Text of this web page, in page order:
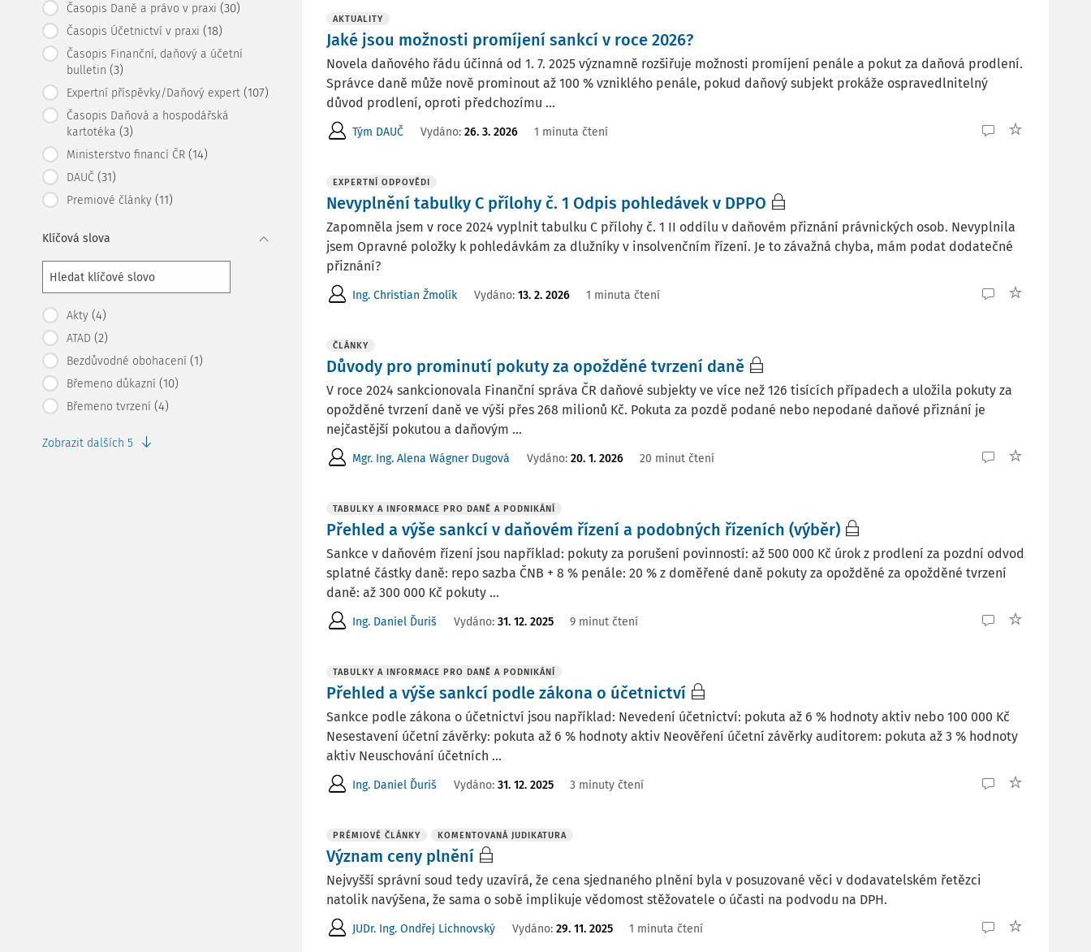
Časopis Daně a právo v praxi (30)
Časopis Účetnictví v praxi (18)
Časopis Finanční, daňový a účetní
bulletin (3)
Expertní příspěvky/Daňový expert (107)
Časopis Daňová a hospodářská
kartotéka (3)
Ministerstvo financí ČR (14)
DAUČ (31)
Premiové články (11)
Klíčová slova
Akty (4)
ATAD (2)
Bezdůvodné obohacení (1)
Břemeno důkazní (10)
Břemeno tvrzení (4)
Zobrazit dalších 5
AKTUALITY
Jaké jsou možnosti promíjení sankcí v roce 2026?
Novela daňového řádu účinná od 1. 7. 2025 významně rozšiřuje možnosti promíjení penále a pokut za daňová prodlení.
Správce daně může nově prominout až 100 % vzniklého penále, pokud daňový subjekt prokáže ospravedlnitelný
důvod prodlení, oproti předchozímu ...
Tým DAUČ Vydáno: 26. 3. 2026 1 minuta čtení
EXPERTNÍ ODPOVĚDI
Nevyplnění tabulky C přílohy č. 1 Odpis pohledávek v DPPO
Zapomněla jsem v roce 2024 vyplnit tabulku C přílohy č. 1 II oddílu v daňovém přiznání právnických osob. Nevyplnila
jsem Opravné položky k pohledávkám za dlužníky v insolvenčním řízení. Je to závažná chyba, mám podat dodatečné
přiznání?
Ing. Christian Žmolík Vydáno: 13. 2. 2026 1 minuta čtení
ČLÁNKY
Důvody pro prominutí pokuty za opožděné tvrzení daně
V roce 2024 sankcionovala Finanční správa ČR daňové subjekty ve více než 126 tisících případech a uložila pokuty za
opožděné tvrzení daně ve výši přes 268 milionů Kč. Pokuta za pozdě podané nebo nepodané daňové přiznání je
nejčastější pokutou a daňovým ...
Mgr. Ing. Alena Wágner Dugová Vydáno: 20. 1. 2026 20 minut čtení
TABULKY A INFORMACE PRO DANĚ A PODNIKÁNÍ
Přehled a výše sankcí v daňovém řízení a podobných řízeních (výběr)
Sankce v daňovém řízení jsou například: pokuty za porušení povinností: až 500 000 Kč úrok z prodlení za pozdní odvod
splatné částky daně: repo sazba ČNB + 8 % penále: 20 % z doměřené daně pokuty za opožděné za opožděné tvrzení
daně: až 300 000 Kč pokuty ...
Ing. Daniel Ďuriš Vydáno: 31. 12. 2025 9 minut čtení
TABULKY A INFORMACE PRO DANĚ A PODNIKÁNÍ
Přehled a výše sankcí podle zákona o účetnictví
Sankce podle zákona o účetnictví jsou například: Nevedení účetnictví: pokuta až 6 % hodnoty aktiv nebo 100 000 Kč
Nesestavení účetní závěrky: pokuta až 6 % hodnoty aktiv Neověření účetní závěrky auditorem: pokuta až 3 % hodnoty
aktiv Neuschování účetních ...
Ing. Daniel Ďuriš Vydáno: 31. 12. 2025 3 minuty čtení
PRÉMIOVÉ ČLÁNKY KOMENTOVANÁ JUDIKATURA
Význam ceny plnění
Nejvyšší správní soud tedy uzavírá, že cena sjednaného plnění byla v posuzované věci v dodavatelském řetězci
natolik navýšena, že sama o sobě implikuje vědomost stěžovatele o účasti na podvodu na DPH.
JUDr. Ing. Ondřej Lichnovský Vydáno: 29. 11. 2025 1 minuta čtení